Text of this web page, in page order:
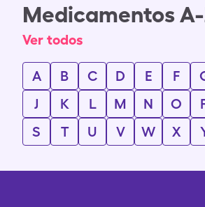
Medicamentos
Ver todos
A B C D E F
J
K L M N O
S
T U V W X